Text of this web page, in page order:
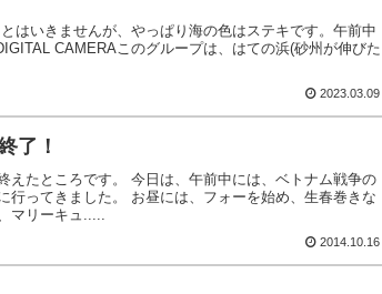
はいきませんが、やっぱり海の色はステキです。午前中
CAMERAこのグループは、はての浜(砂州が伸びた
2023.03.09
了！
えたところです。 今日は、午前中には、ベトナム戦争の
行ってきました。 お昼には、フォーを始め、生春巻きな
マリーキュ.....
2014.10.16